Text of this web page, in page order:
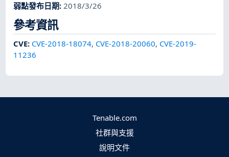
弱點發布日期:2018/3/26
參考資訊
CVE: CVE-2018-18074, CVE-2018-20060, CVE-2019-
11236
Tenable.com
社群與支援
說明文件